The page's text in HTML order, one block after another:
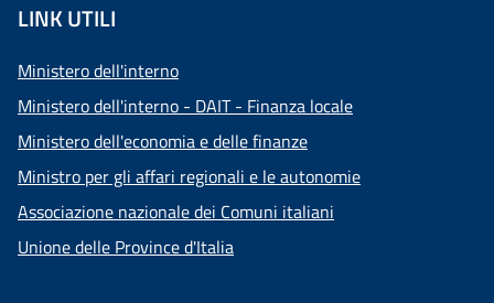
LINK UTILI
Ministero dell'interno
Ministero dell'interno - DAIT - Finanza locale
Ministero dell'economia e delle finanze
Ministro per gli affari regionali e le autonomie
Associazione nazionale dei Comuni italiani
Unione delle Province d'Italia